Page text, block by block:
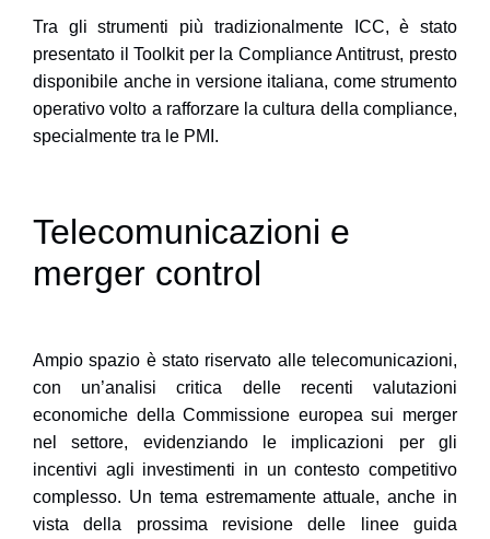
Tra gli strumenti più tradizionalmente ICC, è stato
presentato ilToolkit per la Compliance Antitrust, presto
disponibile anche in versione italiana, come strumento
operativo volto a rafforzare la cultura della compliance,
specialmente tra le PMI.
Telecomunicazioni e
merger control
Ampio spazio è stato riservato alle telecomunicazioni,
con un’analisi critica delle recenti valutazioni
economiche della Commissione europea sui merger
nel settore, evidenziando le implicazioni per gli
incentivi agli investimenti in un contesto competitivo
complesso. Un tema estremamente attuale, anche in
vista della prossima revisione delle linee guida